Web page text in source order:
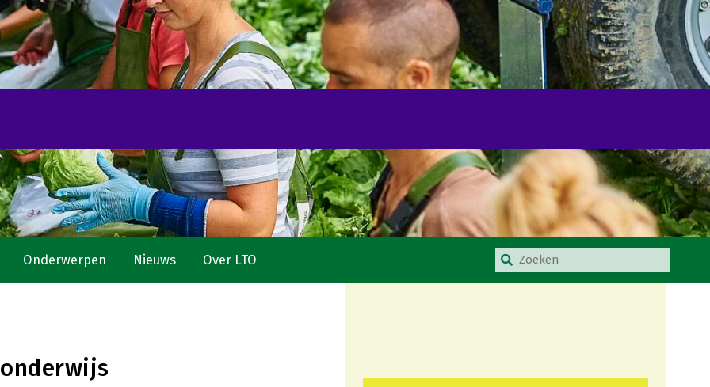
Onderwerpen Nieuws Over LTO